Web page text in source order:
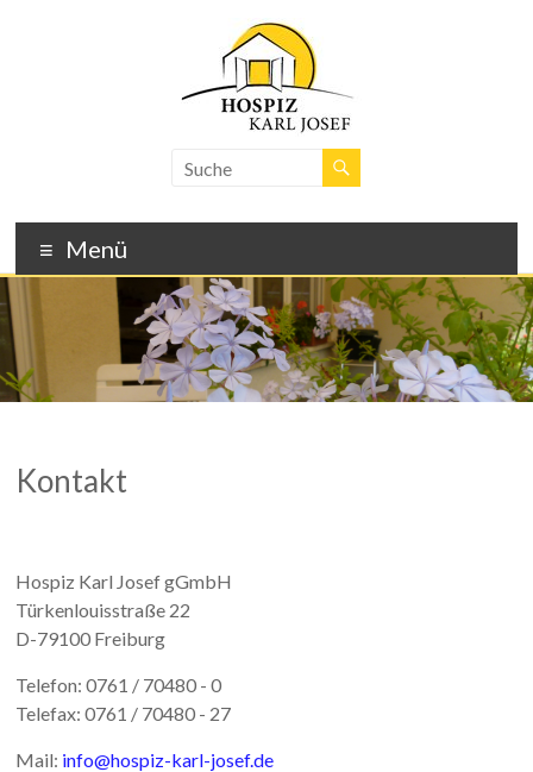
Karl
Josef
–
Freiburg
Menü
Kontakt
Hospiz Karl Josef gGmbH
Türkenlouisstraße 22
D-79100 Freiburg
Telefon: 0761 / 70480 - 0
Telefax: 0761 / 70480 - 27
Mail: info@hospiz-karl-josef.de